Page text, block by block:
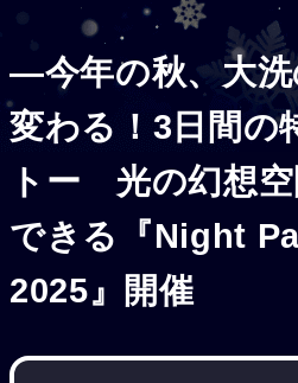
―今年の秋、大
変わる！3日間の
トー 光の幻想
できる『Night
2025』開催